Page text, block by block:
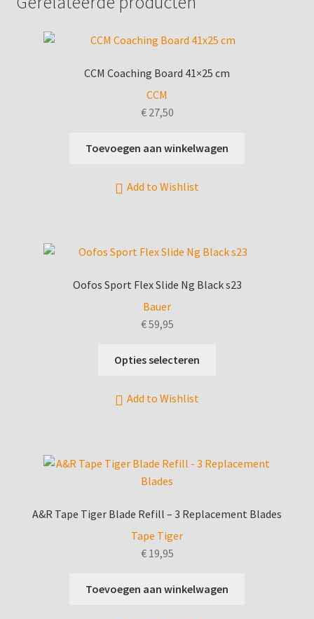
CCM Coaching Board 41×25 cm
CCM
€27,50
Toevoegen aan winkelwagen
Add to Wishlist
Oofos Sport Flex Slide Ng Black s23
Bauer
€59,95
Opties selecteren
optie
worden
Add to Wishlist
A&R Tape Tiger Blade Refill – 3 Replacement Blades
Tape Tiger
€19,95
Toevoegen aan winkelwagen